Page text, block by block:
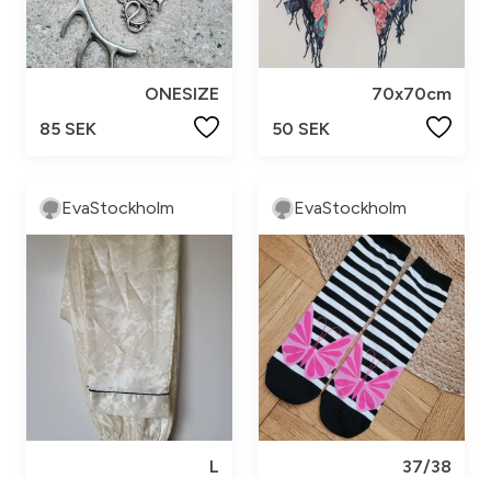
ONESIZE
85 SEK
70x70cm
50 SEK
EvaStockholm
L
EvaStockholm
37/38